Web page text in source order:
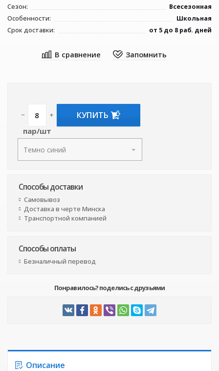
Сезон:
Всесезонная
Особенности:
Школьная
Срок доставки:
от 5 до 8 раб. дней
− +
пар/шт
КУПИТЬ
Способы доставки
Самовывоз
Доставка в черте Минска
Транспортной компанией
Способы оплаты
Безналичный перевод
Понравилось? поделись с друзьями
Описание